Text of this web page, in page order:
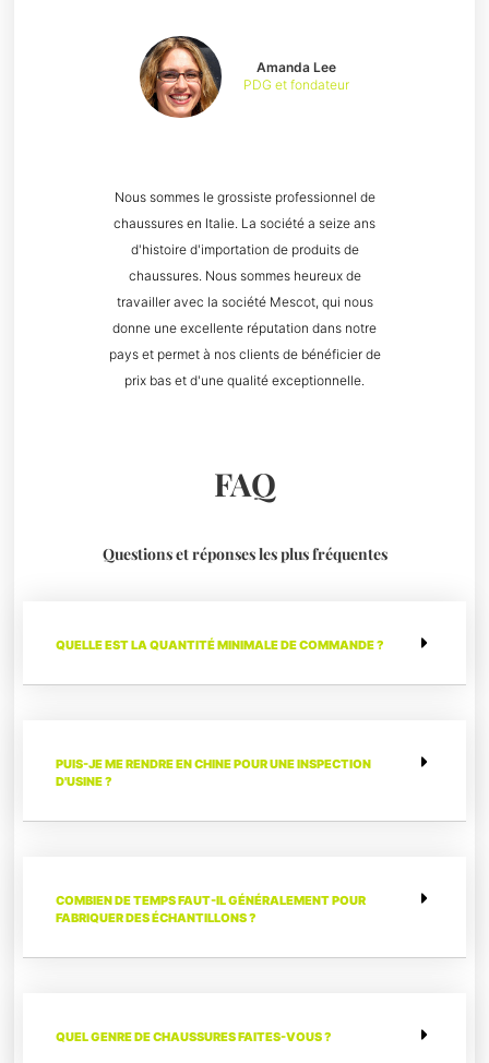
Nous sommes le grossiste professionnel de
chaussures en Italie. La société a seize ans
d'histoire d'importation de produits de
chaussures. Nous sommes heureux de
travailler avec la société Mescot, qui nous
donne une excellente réputation dans notre
pays et permet à nos clients de bénéficier de
prix bas et d'une qualité exceptionnelle.
Amanda Lee
PDG et fondateur
FAQ
Questions et réponses les plus fréquentes
QUELLE EST LA QUANTITÉ MINIMALE DE COMMANDE ?
PUIS-JE ME RENDRE EN CHINE POUR UNE INSPECTION
D'USINE ?
COMBIEN DE TEMPS FAUT-IL GÉNÉRALEMENT POUR
FABRIQUER DES ÉCHANTILLONS ?
QUEL GENRE DE CHAUSSURES FAITES-VOUS ?